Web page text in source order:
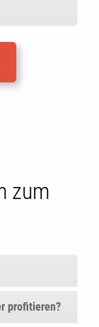
zum
profitieren?